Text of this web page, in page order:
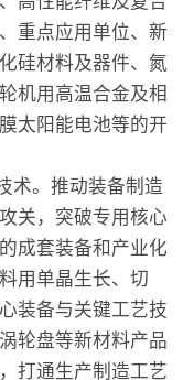
重点应用单位、新
硅材料及器件、氮
机用高温合金及相
太阳能电池等的开
。推动装备制造
关，突破专用核心
成套装备和产业化
用单晶生长、切
装备与关键工艺技
轮盘等新材料产品
打通生产制造工艺